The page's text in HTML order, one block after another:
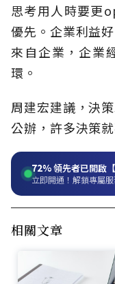
思考用人時要更
優先。企業利益
來自企業，企業
環。
周建宏建議，決
公辦，許多決策
72%領先者已開啟
立即開通！解鎖專屬
相關文章